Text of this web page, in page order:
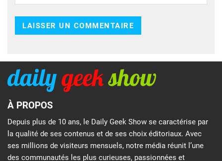
À PROPOS
Depuis plus de 10 ans, le Daily Geek Show se caractérise par
la qualité de ses contenus et de ses choix éditoriaux. Avec
ses millions de visiteurs mensuels, notre média réunit l’une
des communautés les plus curieuses, passionnées et